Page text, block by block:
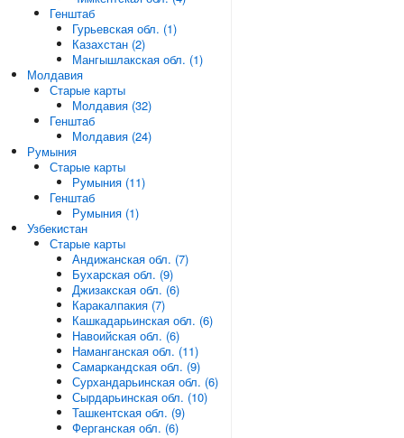
Генштаб
Гурьевская обл. (1)
Казахстан (2)
Мангышлакская обл. (1)
Молдавия
Старые карты
Молдавия (32)
Генштаб
Молдавия (24)
Румыния
Старые карты
Румыния (11)
Генштаб
Румыния (1)
Узбекистан
Старые карты
Андижанская обл. (7)
Бухарская обл. (9)
Джизакская обл. (6)
Каракалпакия (7)
Кашкадарьинская обл. (6)
Навоийская обл. (6)
Наманганская обл. (11)
Самаркандская обл. (9)
Сурхандарьинская обл. (6)
Сырдарьинская обл. (10)
Ташкентская обл. (9)
Ферганская обл. (6)